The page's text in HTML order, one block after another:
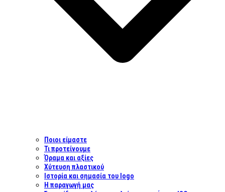
Ποιοι είμαστε
Τι προτείνουμε
Όραμα και αξίες
Χύτευση πλαστικού
Ιστορία και σημασία του logo
Η παραγωγή μας